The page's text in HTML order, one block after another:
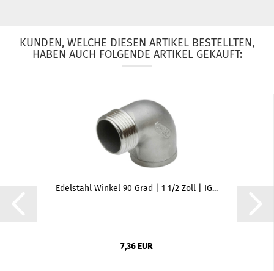
KUNDEN, WELCHE DIESEN ARTIKEL BESTELLTEN,
HABEN AUCH FOLGENDE ARTIKEL GEKAUFT:
Edelstahl Winkel 90 Grad | 1 1/2 Zoll | IG...
7,36 EUR